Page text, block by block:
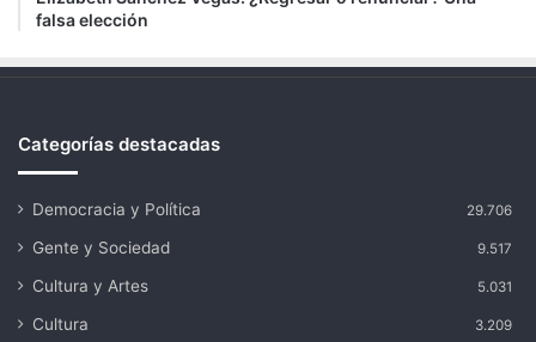
falsa elección
Categorías destacadas
Democracia y Política 29.706
Gente y Sociedad 9.517
Cultura y Artes 5.031
Cultura 3.209